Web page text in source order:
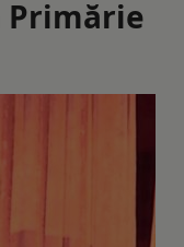
Primărie